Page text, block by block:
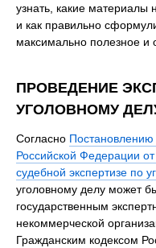
узнать, какие материалы
и как правильно
максимально полезное и
ПРОВЕДЕНИЕ
УГОЛОВНОМУ
Согласно
Российской Федерации
судебной экспертизе по
уголовному делу может
государственным
некоммерческой
Гражданским кодексом